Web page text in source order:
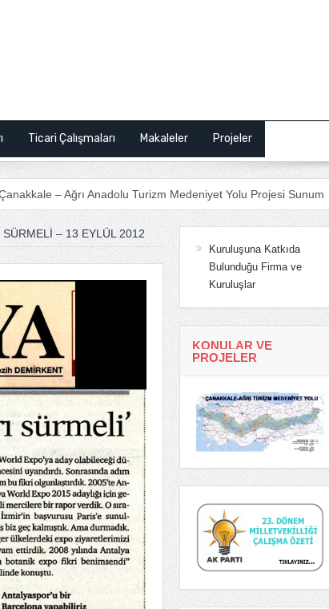
Ticari Çalışmaları Makaleler Projeler
Ağrı Anadolu Turizm Medeniyet Yolu Projesi Sunum ANSİAD
SÜRMELI – 13 EYLÜL 2012
Kuruluşuna Katkıda
Bulunduğu Firma ve
Kuruluşlar
KONULAR VE
PROJELER